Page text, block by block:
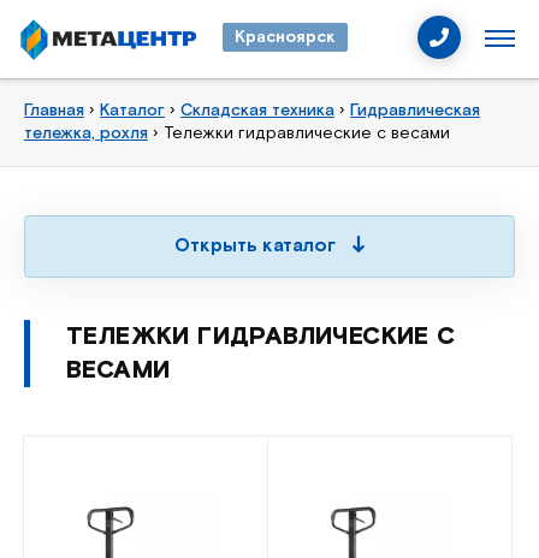
Красноярск
Главная › Каталог › Складская техника › Гидравлическая
тележка, рохля › Тележки гидравлические с весами
Открыть каталог
ТЕЛЕЖКИ ГИДРАВЛИЧЕСКИЕ С
ВЕСАМИ